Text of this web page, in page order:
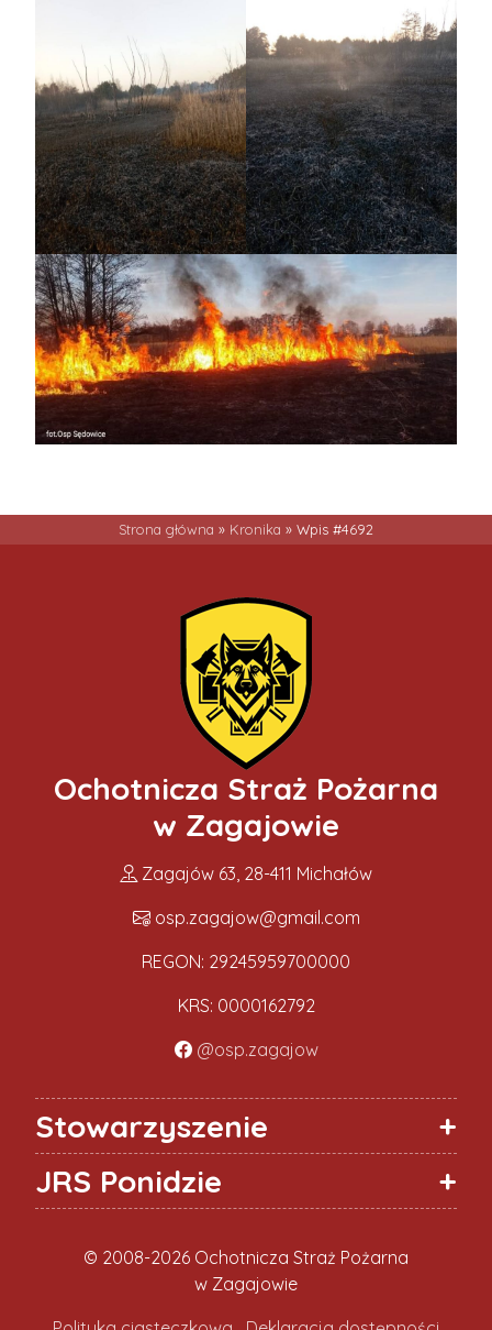
Strona główna » Kronika » Wpis #4692
Ochotnicza Straż Pożarna
w Zagajowie
Zagajów 63, 28-411 Michałów
osp.zagajow@gmail.com
REGON: 29245959700000
KRS: 0000162792
@osp.zagajow
Stowarzyszenie
JRS Ponidzie
© 2008-2026 Ochotnicza Straż Pożarna
w Zagajowie